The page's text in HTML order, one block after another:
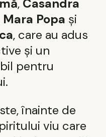
Mara Popa și
, care au adus
și un
pentru
înainte de
viu care